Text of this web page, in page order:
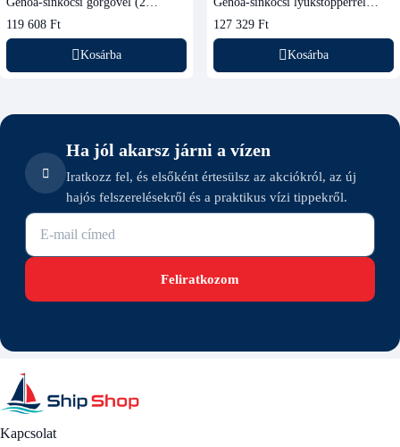
119 608 Ft
Kosárba
127 329 Ft
Kosárba
Ha jól akarsz járni a vízen
Iratkozz fel, és elsőként értesülsz az akciókról, az új
hajós felszerelésekről és a praktikus vízi tippekről.
E-mail cím
Feliratkozom
Kapcsolat